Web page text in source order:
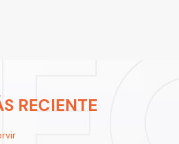
RECIENTE